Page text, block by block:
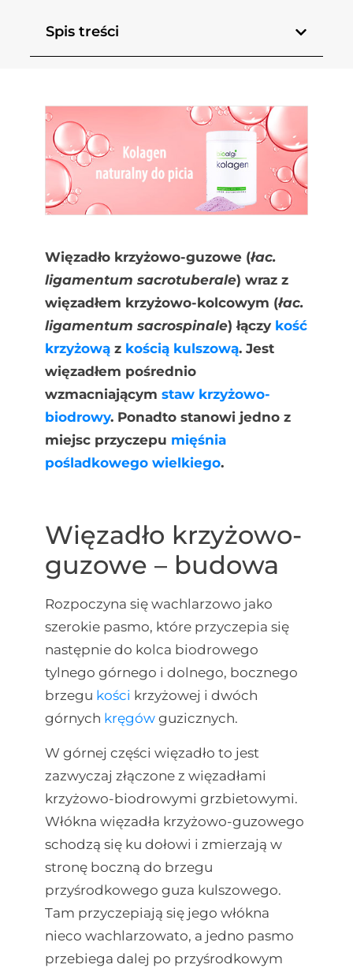
Spis treści
Więzadło krzyżowo-guzowe (łac.
ligamentum sacrotuberale) wraz z
więzadłem krzyżowo-kolcowym (łac.
ligamentum sacrospinale) łączy kość
krzyżowąz kością kulszową. Jest
więzadłem pośrednio
wzmacniającym staw krzyżowo-
biodrowy. Ponadto stanowi jedno z
miejsc przyczepu mięśnia
pośladkowego wielkiego.
Więzadło krzyżowo-
guzowe – budowa
Rozpoczyna się wachlarzowo jako
szerokie pasmo, które przyczepia się
następnie do kolca biodrowego
tylnego górnego i dolnego, bocznego
brzegu kości krzyżowej i dwóch
górnych kręgówguzicznych.
W górnej części więzadło to jest
zazwyczaj złączone z więzadłami
krzyżowo-biodrowymi grzbietowymi.
Włókna więzadła krzyżowo-guzowego
schodzą się ku dołowi i zmierzają w
stronę boczną do brzegu
przyśrodkowego guza kulszowego.
Tam przyczepiają się jego włókna
nieco wachlarzowato, a jedno pasmo
przebiega dalej po przyśrodkowym